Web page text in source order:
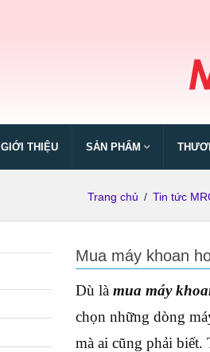
GIỚI THIỆU SẢN PHẨM
Trang chủ / Tin tức
Mua máy khoan
Dù là mua máy
chọn những dòng
mà ai cũng phải biết.